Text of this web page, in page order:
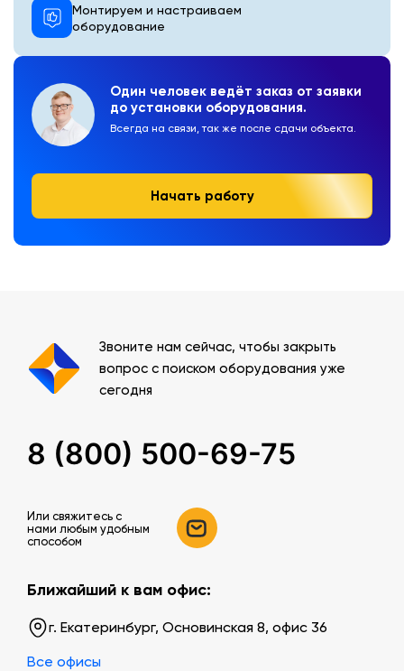
Один человек ведёт заказ от заявки
до установки оборудования.
Всегда на связи, так же после сдачи объекта.
Начать работу
Монтируем и настраиваем
оборудование
Звоните нам сейчас, чтобы закрыть
вопрос с поиском оборудования уже
сегодня
8 (800) 500-69-75
Или свяжитесь c
нами любым удобным
способом
Ближайший к вам офис:
г. Екатеринбург, Основинская 8, офис 36
Все офисы